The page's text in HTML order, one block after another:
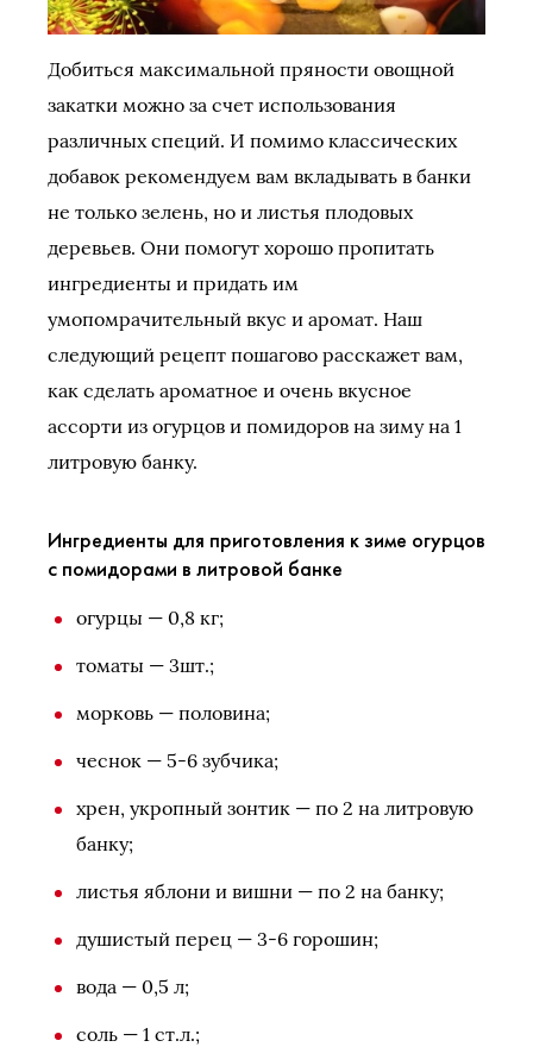
Добиться максимальной пряности овощной
закатки можно за счет использования
различных специй. И помимо классических
добавок рекомендуем вам вкладывать в банки
не только зелень, но и листья плодовых
деревьев. Они помогут хорошо пропитать
ингредиенты и придать им
умопомрачительный вкус и аромат. Наш
следующий рецепт пошагово расскажет вам,
как сделать ароматное и очень вкусное
ассорти из огурцов и помидоров на зиму на 1
литровую банку.
Ингредиенты для приготовления к зиме огурцов
с помидорами в литровой банке
огурцы — 0,8 кг;
томаты — 3шт.;
морковь — половина;
чеснок — 5-6 зубчика;
хрен, укропный зонтик — по 2 на литровую
банку;
листья яблони и вишни — по 2 на банку;
душистый перец — 3-6 горошин;
вода — 0,5 л;
соль — 1 ст.л.;